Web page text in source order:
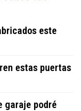
este
estas puertas
garaje podré